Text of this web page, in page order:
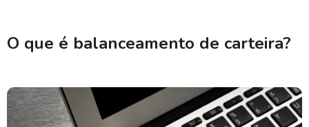
O que é balanceamento de carteira?